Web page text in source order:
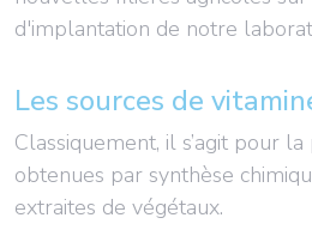
d'implantation de notre
Les sources de
Classiquement, il s’agit pour
obtenues par synthèse
extraites de végétaux.